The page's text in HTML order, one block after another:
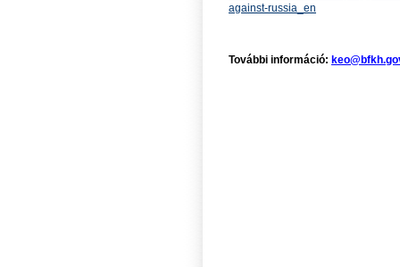
against-russia_en
További információ: